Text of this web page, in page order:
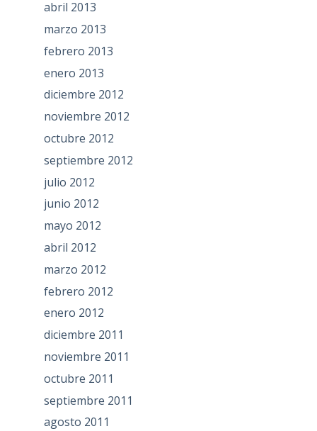
abril 2013
marzo 2013
febrero 2013
enero 2013
diciembre 2012
noviembre 2012
octubre 2012
septiembre 2012
julio 2012
junio 2012
mayo 2012
abril 2012
marzo 2012
febrero 2012
enero 2012
diciembre 2011
noviembre 2011
octubre 2011
septiembre 2011
agosto 2011